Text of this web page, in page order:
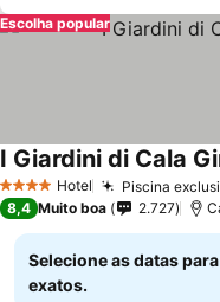
Escolha popular
4 EstrelasHotel Piscina
I Giardini di Cala
8,4 Muito boa 2.727
Selecione as datas
exatos.